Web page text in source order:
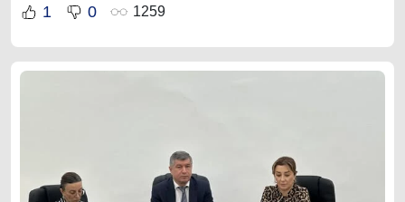
1 0 1259